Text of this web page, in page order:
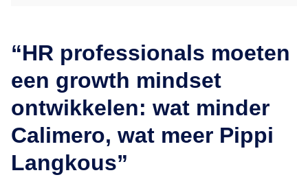
“HR professionals moeten
een growth mindset
ontwikkelen: wat minder
Calimero, wat meer Pippi
Langkous”